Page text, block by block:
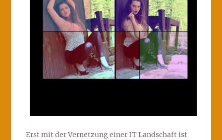
Erst mit der Vernetzung einer IT Landschaft ist